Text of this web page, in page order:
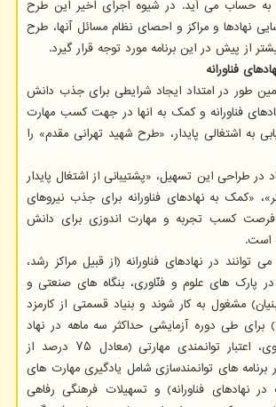
به حساب می آید. در شیوه اجرای اخیر این طرح
نهادها و مراکز و احصای نظام مسائل آنها، طرح
از پیش در این برنامه مورد توجه قرار گیرد.
فناورانه
طور در امتداد ایجاد شرایطی برای جذب دانش
فناورانه و کمک به انها در جهت کسب مهارت
به اشتغالی پایدار، «طرح شهید تهرانی مقدم» را
در طراحی این تسهیل، «پشتیبانی از اشتغال پایدار
«کمک به نهادهای فناورانه برای جذب نیروهای
کسب تجربه و مهارت اندوزی برای دانش
است.
توانند در نهادهای فناورانه (از قبیل مراکز رشد،
پارک های علوم و فنّاوری، بنگاه های صنعتی و
مشغول به کار شوند و بنیاد قسمتی از کارمزد
۷۵ درصد) برای طی دوره آزمایشی حداکثر سه ماهه در نهاد
فناورانه بکارگیرنده وی، اعتبار توانمندی مهارتی (معادل ۷۵ درصد از
های توانمندسازی شامل یادگیری مهارت های
در نهادهای فناورانه) و تسهیلات فرهنگی رفاهی